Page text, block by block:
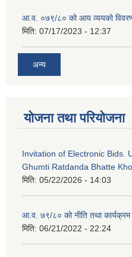
आ.व. ०७९/८० को आय व्ययको
मिति: 07/17/2023 - 12:37
अन्य
योजना तथा परियोजना
Invitation of Electronic Bids.
Ghumti Ratdanda Bhatte
मिति: 05/22/2026 - 14:03
आ.व. ७९/८० को नीति तथा कार्यक्रम
मिति: 06/21/2022 - 22:24